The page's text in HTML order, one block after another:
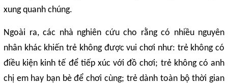
xung quanh chúng.
Ngoài ra, các nhà nghiên cứu cho rằng có nhiều nguyên
nhân khác khiến trẻ không được vui chơi như: trẻ không có
điều kiện kinh tế để tiếp xúc với đồ chơi; trẻ không có anh
chị em hay bạn bè để chơi cùng; trẻ dành toàn bộ thời gian